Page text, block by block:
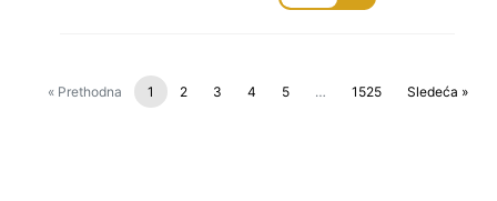
« Prethodna 1 2 3 4 5 … 1525 Sledeća »